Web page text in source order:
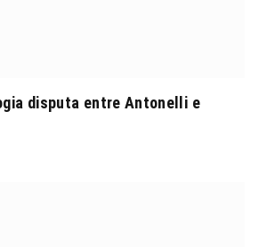
disputa entre Antonelli e